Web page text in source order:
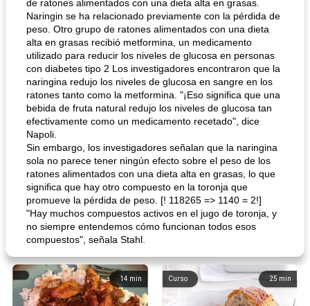
de ratones alimentados con una dieta alta en grasas.
Naringin se ha relacionado previamente con la pérdida de
peso. Otro grupo de ratones alimentados con una dieta
alta en grasas recibió metformina, un medicamento
utilizado para reducir los niveles de glucosa en personas
con diabetes tipo 2 Los investigadores encontraron que la
naringina redujo los niveles de glucosa en sangre en los
ratones tanto como la metformina. "¡Eso significa que una
bebida de fruta natural redujo los niveles de glucosa tan
efectivamente como un medicamento recetado", dice
Napoli.
Sin embargo, los investigadores señalan que la naringina
sola no parece tener ningún efecto sobre el peso de los
ratones alimentados con una dieta alta en grasas, lo que
significa que hay otro compuesto en la toronja que
promueve la pérdida de peso. [! 118265 => 1140 = 2!]
"Hay muchos compuestos activos en el jugo de toronja, y
no siempre entendemos cómo funcionan todos esos
compuestos", señala Stahl.
14 min 25 min
Curso